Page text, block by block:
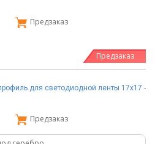
Предзаказ
Предзаказ
для светодиодной ленты 17х17 -
Предзаказ